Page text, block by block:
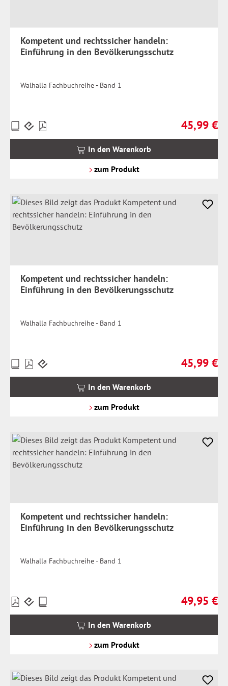
Kompetent und rechtssicher handeln:
Einführung in den Bevölkerungsschutz
Walhalla Fachbuchreihe - Band 1
Regulärer
45,99 €
Preise
inkl.
In den Warenkorb
zum Produkt
Kompetent und rechtssicher handeln:
Einführung in den Bevölkerungsschutz
Walhalla Fachbuchreihe - Band 1
Regulärer
45,99 €
Preise
inkl.
In den Warenkorb
zum Produkt
Kompetent und rechtssicher handeln:
Einführung in den Bevölkerungsschutz
Walhalla Fachbuchreihe - Band 1
Regulärer
49,95 €
Preise
inkl.
In den Warenkorb
zum Produkt